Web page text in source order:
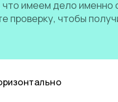
имеем дело именно
проверку, чтобы